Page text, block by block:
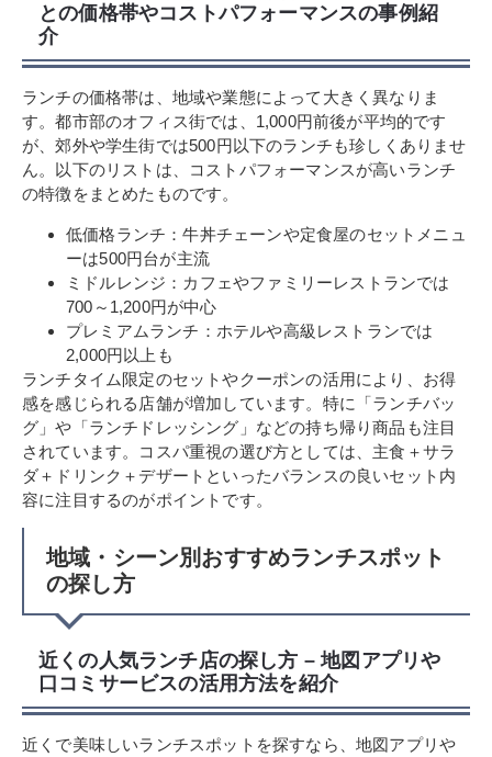
との価格帯やコストパフォーマンスの事例紹
介
ランチの価格帯は、地域や業態によって大きく異なりま
す。都市部のオフィス街では、1,000円前後が平均的です
が、郊外や学生街では500円以下のランチも珍しくありませ
ん。以下のリストは、コストパフォーマンスが高いランチ
の特徴をまとめたものです。
低価格ランチ：牛丼チェーンや定食屋のセットメニュ
ーは500円台が主流
ミドルレンジ：カフェやファミリーレストランでは
700～1,200円が中心
プレミアムランチ：ホテルや高級レストランでは
2,000円以上も
ランチタイム限定のセットやクーポンの活用により、お得
感を感じられる店舗が増加しています。特に「ランチバッ
グ」や「ランチドレッシング」などの持ち帰り商品も注目
されています。コスパ重視の選び方としては、主食＋サラ
ダ＋ドリンク＋デザートといったバランスの良いセット内
容に注目するのがポイントです。
地域・シーン別おすすめランチスポット
の探し方
近くの人気ランチ店の探し方 – 地図アプリや
口コミサービスの活用方法を紹介
近くで美味しいランチスポットを探すなら、地図アプリや